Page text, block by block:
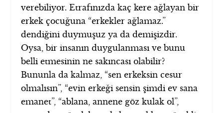
verebiliyor. Etrafınızda kaç kere ağlayan bir
erkek çocuğuna “erkekler ağlamaz.”
dendiğini duymuşuz ya da demişizdir.
Oysa, bir insanın duygulanması ve bunu
belli etmesinin ne sakıncası olabilir?
Bununla da kalmaz, “sen erkeksin cesur
olmalısın”, “evin erkeği sensin şimdi ev sana
emanet”, “ablana, annene göz kulak ol”,